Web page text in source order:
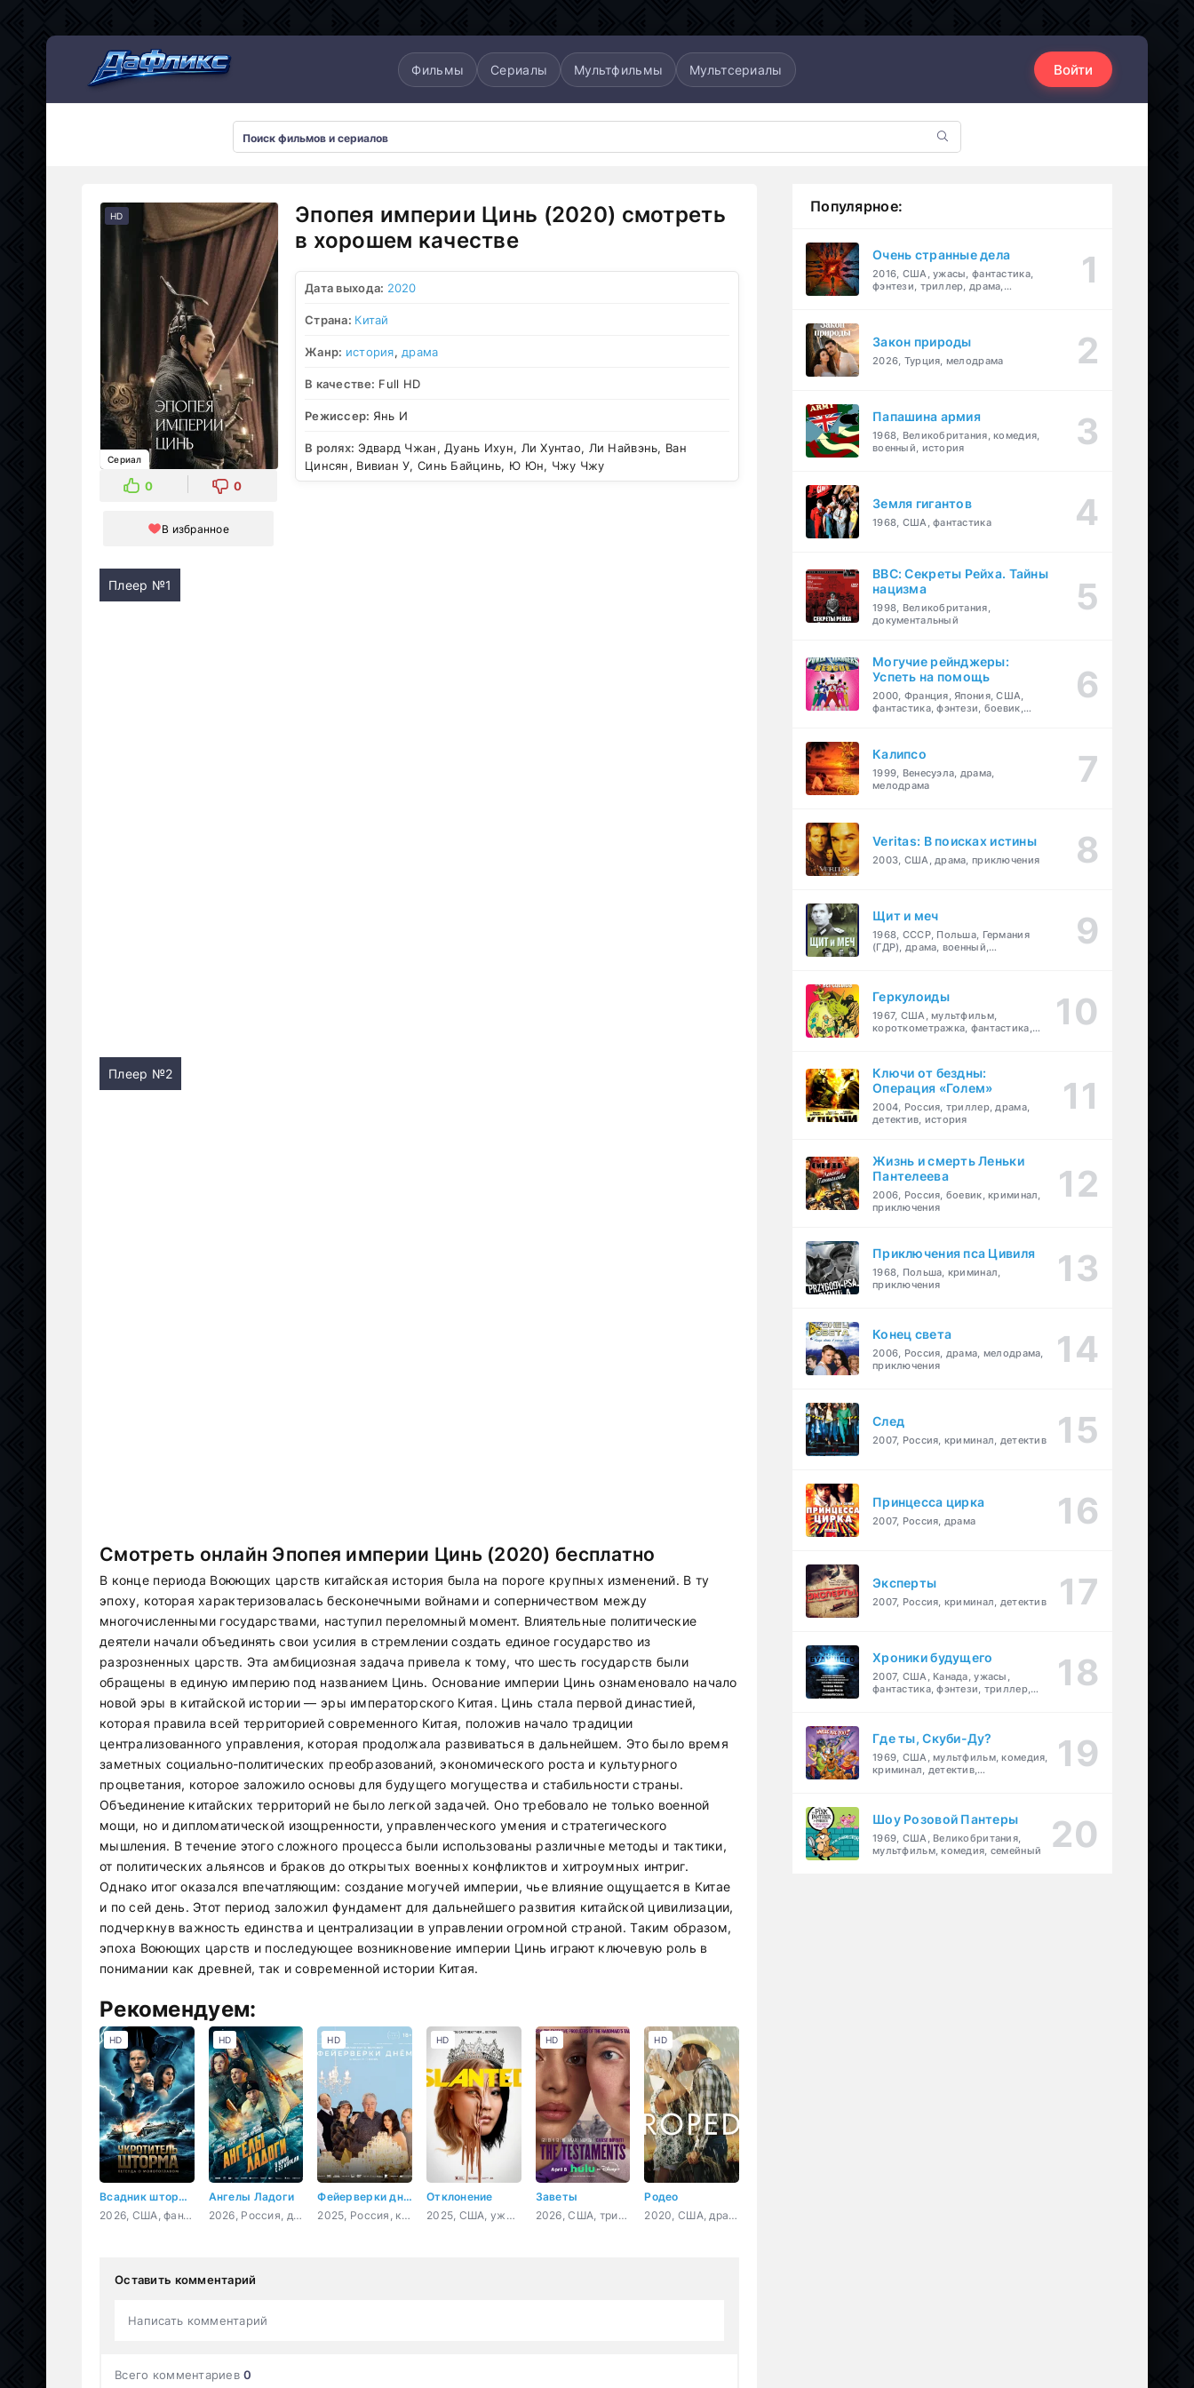
Фильмы Сериалы Мультфильмы Мультсериалы Войти
HD
Сериал
0 0
В избранное
Эпопея империи Цинь (2020) смотреть
в хорошем качестве
Дата выхода: 2020
Страна: Китай
Жанр: история, драма
В качестве: Full HD
Режиссер: Янь И
В ролях: Эдвард Чжан, Дуань Ихун, Ли Хунтао, Ли Найвэнь, Ван
Цинсян, Вивиан У, Синь Байцинь, Ю Юн, Чжу Чжу
Плеер №1
Плеер №2
Смотреть онлайн Эпопея империи Цинь (2020) бесплатно
В конце периода Воюющих царств китайская история была на пороге крупных изменений. В ту
эпоху, которая характеризовалась бесконечными войнами и соперничеством между
многочисленными государствами, наступил переломный момент. Влиятельные политические
деятели начали объединять свои усилия в стремлении создать единое государство из
разрозненных царств. Эта амбициозная задача привела к тому, что шесть государств были
обращены в единую империю под названием Цинь. Основание империи Цинь ознаменовало начало
новой эры в китайской истории — эры императорского Китая. Цинь стала первой династией,
которая правила всей территорией современного Китая, положив начало традиции
централизованного управления, которая продолжала развиваться в дальнейшем. Это было время
заметных социально-политических преобразований, экономического роста и культурного
процветания, которое заложило основы для будущего могущества и стабильности страны.
Объединение китайских территорий не было легкой задачей. Оно требовало не только военной
мощи, но и дипломатической изощренности, управленческого умения и стратегического
мышления. В течение этого сложного процесса были использованы различные методы и тактики,
от политических альянсов и браков до открытых военных конфликтов и хитроумных интриг.
Однако итог оказался впечатляющим: создание могучей империи, чье влияние ощущается в Китае
и по сей день. Этот период заложил фундамент для дальнейшего развития китайской цивилизации,
подчеркнув важность единства и централизации в управлении огромной страной. Таким образом,
эпоха Воюющих царств и последующее возникновение империи Цинь играют ключевую роль в
понимании как древней, так и современной истории Китая.
Рекомендуем:
Всадник шторма: Легенда о Молоте
2026, США, фантастика, боевик, приключения
HD
Ангелы Ладоги
2026, Россия, драма, история, военный
HD
Фейерверки днём
2025, Россия, комедия, драма
HD
Отклонение
2025, США, ужасы, фантастика, драма, комедия
HD
Заветы
2026, США, триллер, драма
HD
Родео
2020, США, драма, мелодрама
HD
Оставить комментарий
Написать комментарий
Всего комментариев0
Популярное:
Очень странные дела
2016, США, ужасы, фантастика,
фэнтези, триллер, драма,
Закон природы
2026, Турция, мелодрама
Папашина армия
1968, Великобритания, комедия,
военный, история
Земля гигантов
1968, США, фантастика
BBC: Секреты Рейха. Тайны
нацизма
1998, Великобритания,
документальный
Могучие рейнджеры:
Успеть на помощь
2000, Франция, Япония, США,
фантастика, фэнтези, боевик,
Калипсо
1999, Венесуэла, драма,
мелодрама
Veritas: В поисках истины
2003, США, драма, приключения
Щит и меч
1968, СССР, Польша, Германия
(ГДР), драма, военный,
Геркулоиды
1967, США, мультфильм,
короткометражка, фантастика,
Ключи от бездны:
Операция «Голем»
2004, Россия, триллер, драма,
детектив, история
Жизнь и смерть Леньки
Пантелеева
2006, Россия, боевик, криминал,
приключения
Приключения пса Цивиля
1968, Польша, криминал,
приключения
Конец света
2006, Россия, драма, мелодрама,
приключения
След
2007, Россия, криминал, детектив
Принцесса цирка
2007, Россия, драма
Эксперты
2007, Россия, криминал, детектив
Хроники будущего
2007, США, Канада, ужасы,
фантастика, фэнтези, триллер,
Где ты, Скуби-Ду?
1969, США, мультфильм, комедия,
криминал, детектив,
Шоу Розовой Пантеры
1969, США, Великобритания,
мультфильм, комедия, семейный
Мультсериалы